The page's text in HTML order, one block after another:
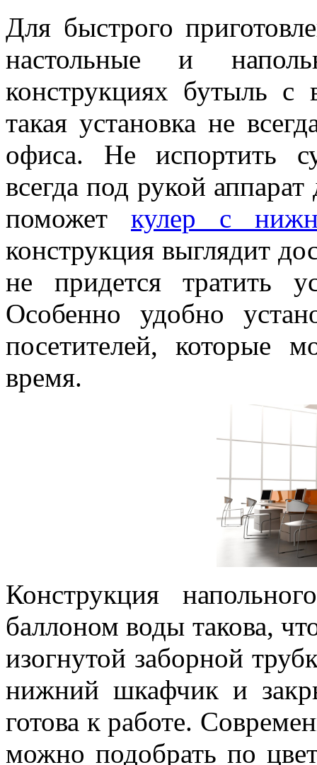
Для быстрого
настольные и
конструкциях бутыль с
такая установка не
офиса. Не испортить
всегда под рукой
поможет кулер с
конструкция выглядит
не придется тратить
Особенно удобно
посетителей, которые
время.
Конструкция
баллоном воды такова,
изогнутой заборной
нижний шкафчик и
готова к работе.
можно подобрать по